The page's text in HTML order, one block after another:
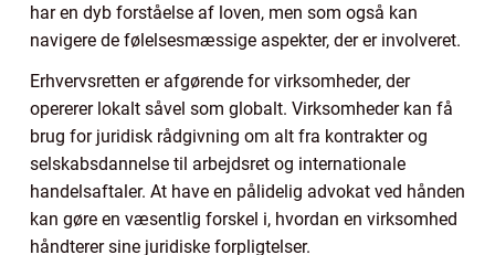
har en dyb forståelse af loven, men som også kan
navigere de følelsesmæssige aspekter, der er involveret.
Erhvervsretten er afgørende for virksomheder, der
opererer lokalt såvel som globalt. Virksomheder kan få
brug for juridisk rådgivning om alt fra kontrakter og
selskabsdannelse til arbejdsret og internationale
handelsaftaler. At have en pålidelig advokat ved hånden
kan gøre en væsentlig forskel i, hvordan en virksomhed
håndterer sine juridiske forpligtelser.